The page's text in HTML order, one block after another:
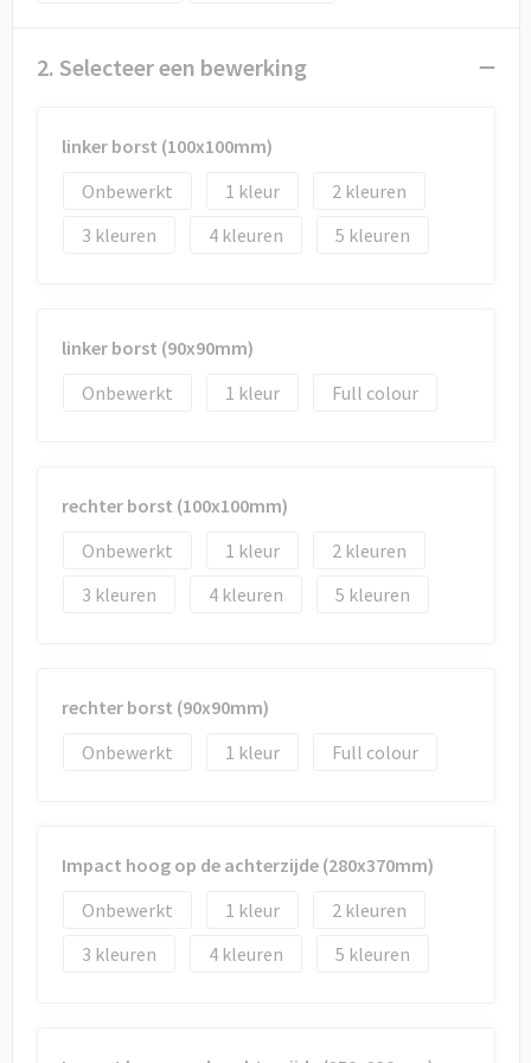
2. Selecteer een bewerking
linker borst (100x100mm)
Onbewerkt
1
2
3
4 5
linker borst (90x90mm)
Onbewerkt
1 Full colour
rechter borst (100x100mm)
Onbewerkt
1
2
3
4 5
rechter borst (90x90mm)
Onbewerkt
1 Full colour
Impact hoog op de achterzijde (280x370mm)
Onbewerkt
1
2
3
4 5